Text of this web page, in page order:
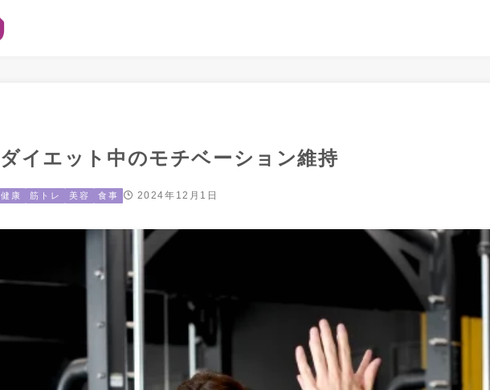
ダイエット中のモチベーション維持
健康 筋トレ 美容 食事 2024年12月1日